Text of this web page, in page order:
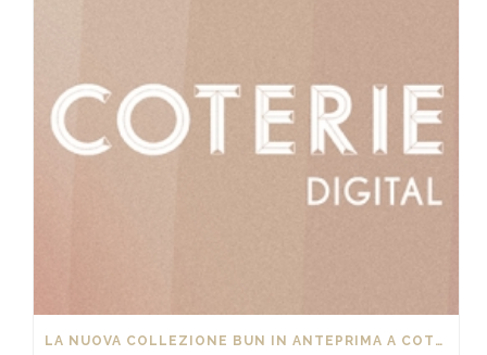
LA NUOVA COLLEZIONE BUN IN ANTEPRIMA A COTERIE DIGITAL